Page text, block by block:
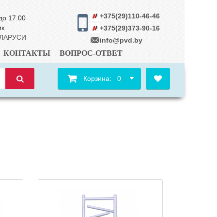
17.00
+375(29)110-46-46
+375(29)373-90-16
info@pvd.by
КОНТАКТЫ ВОПРОС-ОТВЕТ
Корзина: 0